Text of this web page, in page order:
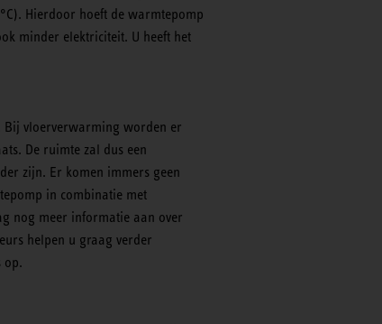
Hierdoor hoeft de warmtepomp
minder elektriciteit. U heeft het
Bij vloerverwarming worden er
De ruimte zal dus een
zijn. Er komen immers geen
in combinatie met
nog meer informatie aan over
helpen u graag verder
op.